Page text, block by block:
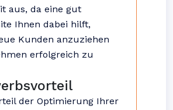
aus, da eine gut
Ihnen dabei hilft,
Kunden anzuziehen
erfolgreich zu
der Optimierung Ihrer